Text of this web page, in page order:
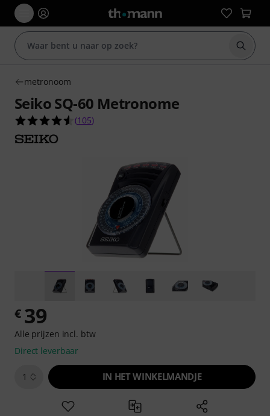
Zoek
metronoom
Seiko SQ-60 Metronome
4.6 van de 5 sterren van 105 klantbeoordelingen
(105)
€ 39
Alle prijzen incl. btw
Direct leverbaar
1 IN HET WINKELMANDJE